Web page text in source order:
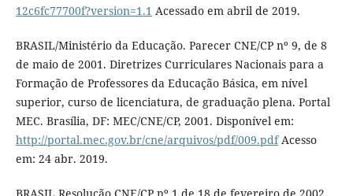
12c6fc77700f?version=1.1 Acessado em abril de 2019.
BRASIL/Ministério da Educação. Parecer CNE/CP nº 9, de 8
de maio de 2001. Diretrizes Curriculares Nacionais para a
Formação de Professores da Educação Básica, em nível
superior, curso de licenciatura, de graduação plena. Portal
MEC. Brasília, DF: MEC/CNE/CP, 2001. Disponível em:
http://portal.mec.gov.br/cne/arquivos/pdf/009.pdfAcesso
em: 24 abr. 2019.